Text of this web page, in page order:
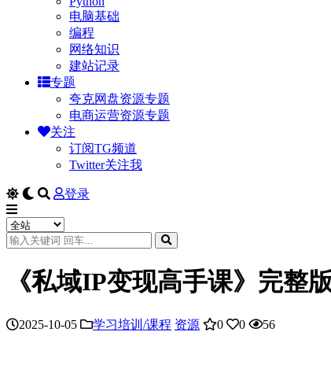
电脑基础
编程
网络知识
建站记录
专题
夸克网盘资源专题
电商运营资源专题
关注
订阅TG频道
Twitter关注我
登录
《私域IP变现高手课》完整
2025-10-05 学习培训/课程 资源 0 0 56